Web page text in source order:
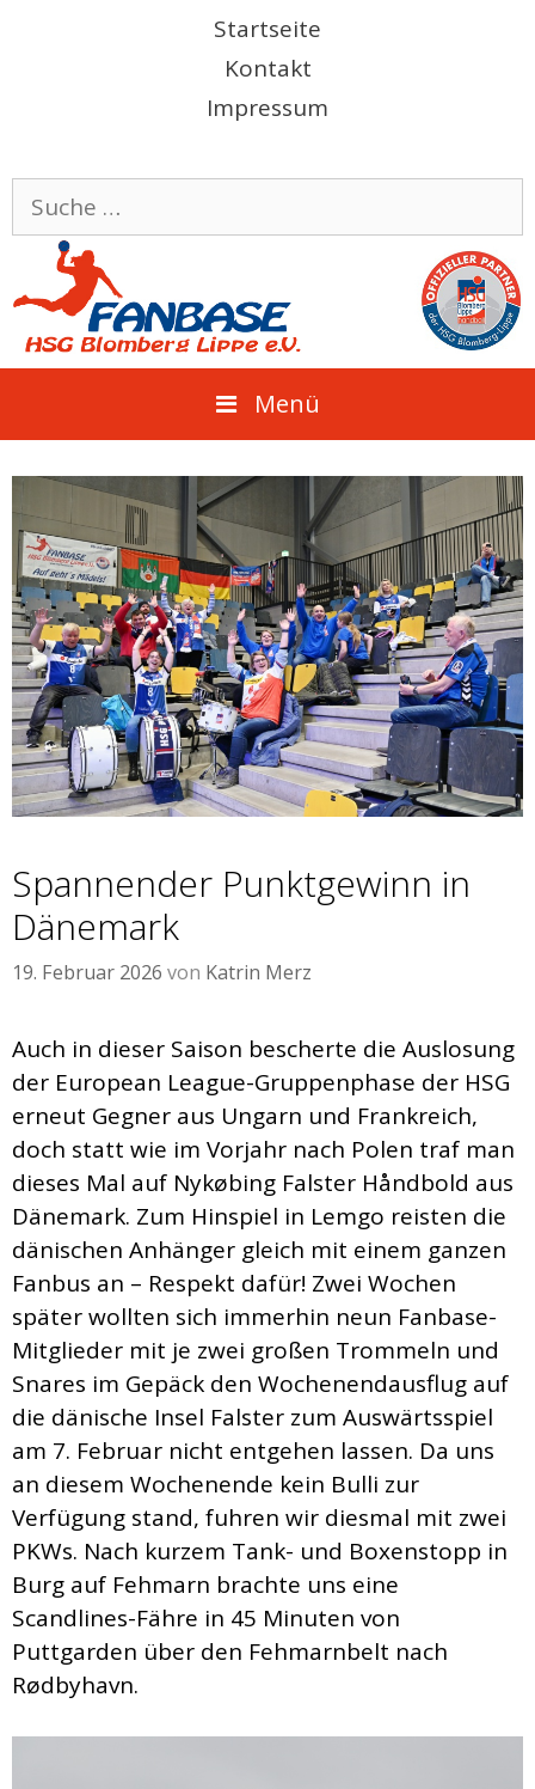
Startseite
Kontakt
Impressum
Suche
nach:
Menü
Spannender Punktgewinn in
Dänemark
19. Februar 2026 von Katrin Merz
Auch in dieser Saison bescherte die Auslosung
der European League-Gruppenphase der HSG
erneut Gegner aus Ungarn und Frankreich,
doch statt wie im Vorjahr nach Polen traf man
dieses Mal auf Nykøbing Falster Håndbold aus
Dänemark. Zum Hinspiel in Lemgo reisten die
dänischen Anhänger gleich mit einem ganzen
Fanbus an – Respekt dafür! Zwei Wochen
später wollten sich immerhin neun Fanbase-
Mitglieder mit je zwei großen Trommeln und
Snares im Gepäck den Wochenendausflug auf
die dänische Insel Falster zum Auswärtsspiel
am 7. Februar nicht entgehen lassen. Da uns
an diesem Wochenende kein Bulli zur
Verfügung stand, fuhren wir diesmal mit zwei
PKWs. Nach kurzem Tank- und Boxenstopp in
Burg auf Fehmarn brachte uns eine
Scandlines-Fähre in 45 Minuten von
Puttgarden über den Fehmarnbelt nach
Rødbyhavn.